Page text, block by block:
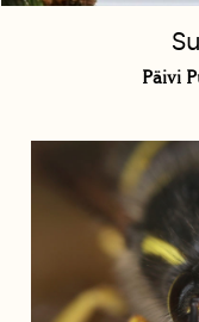
Päivi